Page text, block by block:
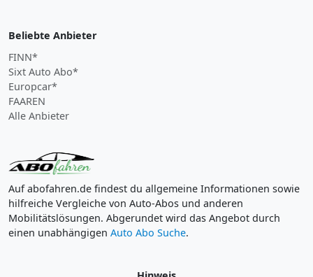
Beliebte Anbieter
FINN*
Sixt Auto Abo*
Europcar*
FAAREN
Alle Anbieter
Auf abofahren.de findest du allgemeine Informationen sowie
hilfreiche Vergleiche von Auto-Abos und anderen
Mobilitätslösungen. Abgerundet wird das Angebot durch
einen unabhängigen Auto Abo Suche.